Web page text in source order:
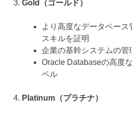
Gold（ゴールド）
より高度なデータベー
スキルを証明
企業の基幹システムの
Oracle Databaseの高度
ベル
Platinum（プラチナ）